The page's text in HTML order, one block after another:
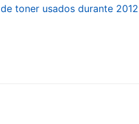
toner usados durante 2012